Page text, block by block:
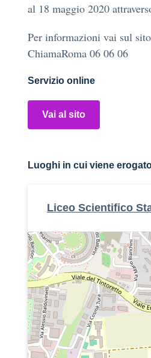
al 18 maggio 2020
Per informazioni vai sul sito
ChiamaRoma 06 06 06
Servizio online
Vai al sito
Luoghi in cui viene
Liceo Scientifico